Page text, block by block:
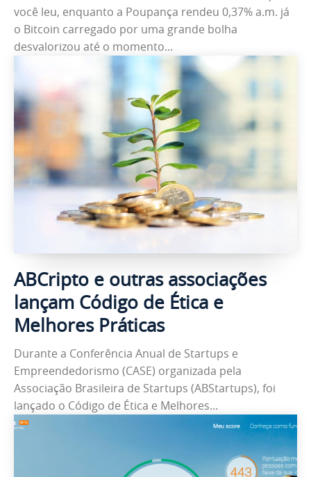
você leu, enquanto a Poupança rendeu 0,37% a.m. já
o Bitcoin carregado por uma grande bolha
desvalorizou até o momento...
ABCripto e outras associações
lançam Código de Ética e
Melhores Práticas
Durante a Conferência Anual de Startups e
Empreendedorismo (CASE) organizada pela
Associação Brasileira de Startups (ABStartups), foi
lançado o Código de Ética e Melhores...